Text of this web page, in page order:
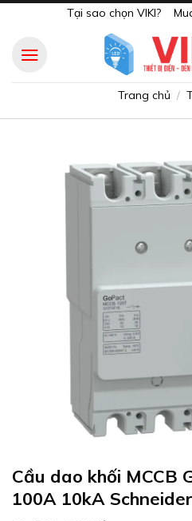
content
Tại sao chọn VIKI?
Trang chủ /
Cầu dao khối MCCB
100A 10kA